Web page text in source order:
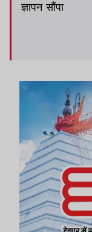
ज्ञापन सौंपा